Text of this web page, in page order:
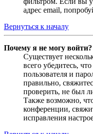
адрес email,
Вернуться к началу
Почему я не могу войти?
Существует
всего убедитесь,
пользователя и
правильно,
проверить, не был
Также возможно,
конференции,
исправления